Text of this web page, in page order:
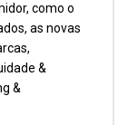
como o
as novas
&
&